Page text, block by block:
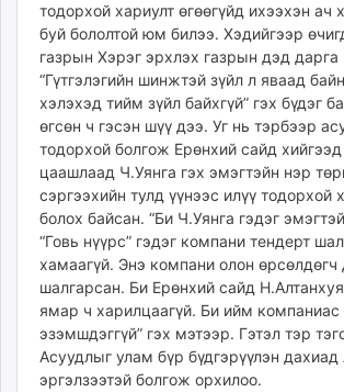
тодорхой хариулт өгөөгүйд ихээхэн ач
буй бололтой юм билээ. Хэдийгээр
газрын Хэрэг эрхлэх газрын дэд дарга
“Гүтгэлэгийн шинжтэй зүйл л яваад
хэлэхэд тийм зүйл байхгүй” гэх бүдэг
өгсөн ч гэсэн шүү дээ. Уг нь тэрбээр
тодорхой болгож Ерөнхий сайд
цаашлаад Ч.Уянга гэх эмэгтэйн нэр
сэргээхийн тулд үүнээс илүү тодорхой
болох байсан. “Би Ч.Уянга гэдэг
“Говь нүүрс” гэдэг компани тендерт
хамаагүй. Энэ компани олон өрсөлдөгч
шалгарсан. Би Ерөнхий сайд
ямар ч харилцаагүй. Би ийм компаниас
эзэмшдэггүй” гэх мэтээр. Гэтэл тэр
Асуудлыг улам бүр бүдгэрүүлэн
эргэлзээтэй болгож орхилоо.